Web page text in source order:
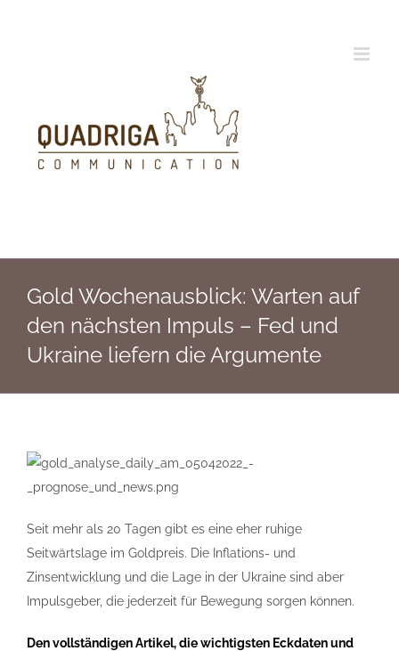
Gold Wochenausblick: Warten auf
den nächsten Impuls – Fed und
Ukraine liefern die Argumente
Seit mehr als 20 Tagen gibt es eine eher ruhige
Seitwärtslage im Goldpreis. Die Inflations- und
Zinsentwicklung und die Lage in der Ukraine sind aber
Impulsgeber, die jederzeit für Bewegung sorgen können.
Den vollständigen Artikel, die wichtigsten Eckdaten und